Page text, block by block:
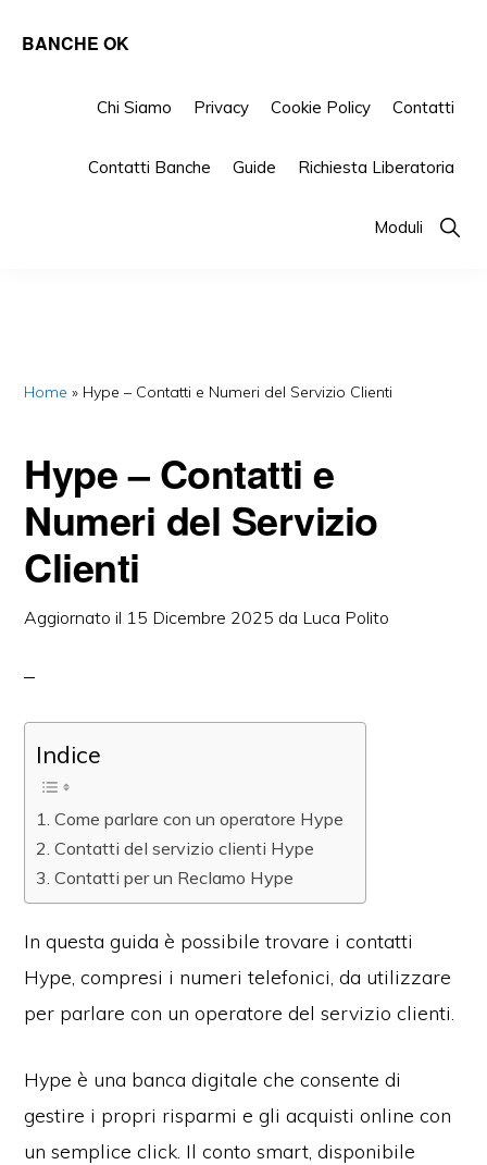
BANCHE OK
Chi Siamo Privacy Cookie Policy Contatti
Contatti Banche Guide Richiesta Liberatoria
Moduli Show
Home » Hype – Contatti e Numeri del Servizio Clienti
Hype – Contatti e
Numeri del Servizio
Clienti
Aggiornato il 15 Dicembre 2025 da Luca Polito
Indice
Come parlare con un operatore Hype
Contatti del servizio clienti Hype
Contatti per un Reclamo Hype
In questa guida è possibile trovare i contatti
Hype, compresi i numeri telefonici, da utilizzare
per parlare con un operatore del servizio clienti.
Hype è una banca digitale che consente di
gestire i propri risparmi e gli acquisti online con
un semplice click. Il conto smart, disponibile